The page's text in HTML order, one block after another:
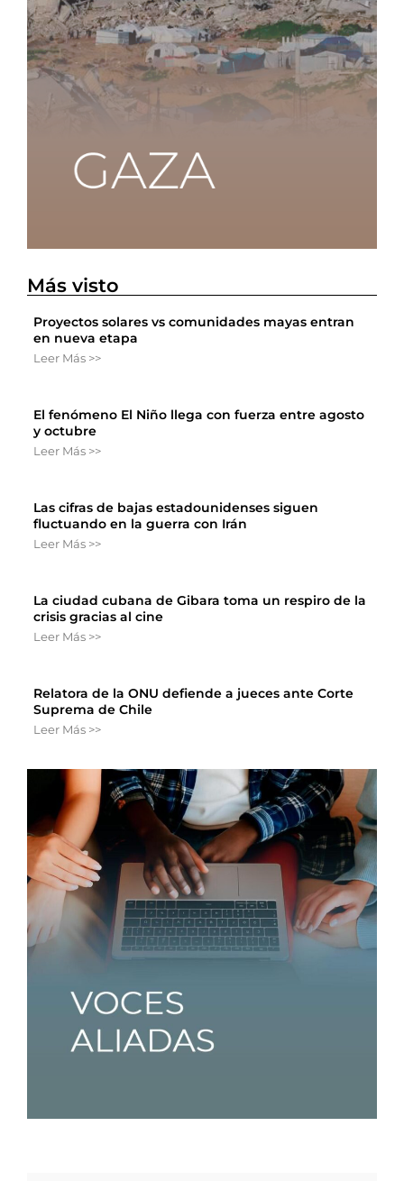
Más visto
Proyectos solares vs comunidades mayas entran
en nueva etapa
Leer Más >>
El fenómeno El Niño llega con fuerza entre agosto
y octubre
Leer Más >>
Las cifras de bajas estadounidenses siguen
fluctuando en la guerra con Irán
Leer Más >>
La ciudad cubana de Gibara toma un respiro de la
crisis gracias al cine
Leer Más >>
Relatora de la ONU defiende a jueces ante Corte
Suprema de Chile
Leer Más >>